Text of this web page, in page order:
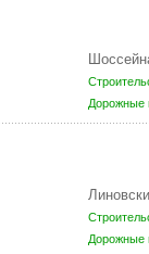
Дорожные
Дорожные